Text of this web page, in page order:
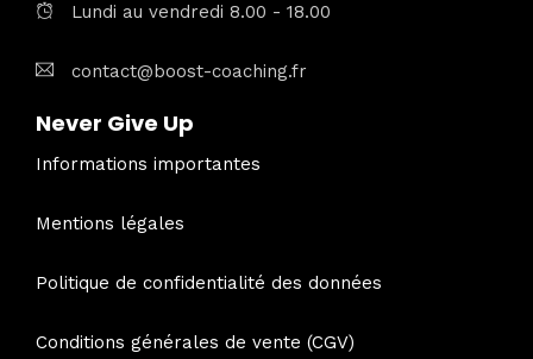
Lundi au vendredi 8.00 - 18.00
contact@boost-coaching.fr
Never Give Up
Informations importantes
Mentions légales
Politique de confidentialité des données
Conditions générales de vente (CGV)